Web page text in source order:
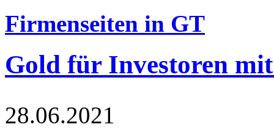
Firmenseiten in GT
Gold für Investoren
28.06.2021